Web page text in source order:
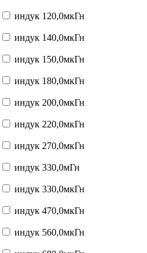
индук 120,0мкГн
индук 140,0мкГн
индук 150,0мкГн
индук 180,0мкГн
индук 200,0мкГн
индук 220,0мкГн
индук 270,0мкГн
индук 330,0мГн
индук 330,0мкГн
индук 470,0мкГн
индук 560,0мкГн